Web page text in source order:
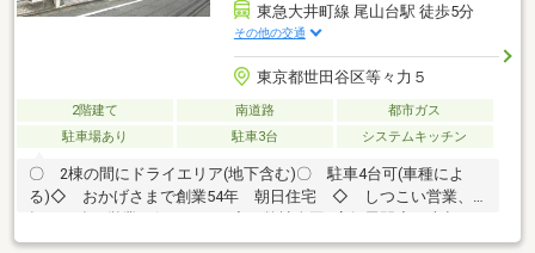
東急大井町線 尾山台駅 徒歩5分
その他の交通
東京都世田谷区等々力５
2階建て 南道路
都市ガス
駐車場あり
駐車3台 システムキッチン
〇 2棟の間にドライエリア(地下含む)〇 駐車4台可(車種によ
る)◇ おかげさまで創業54年 朝日住宅 ◇ しつこい営業、
買い替え・リフォーム・買取◇ 住宅ローン・無料の住宅ローン